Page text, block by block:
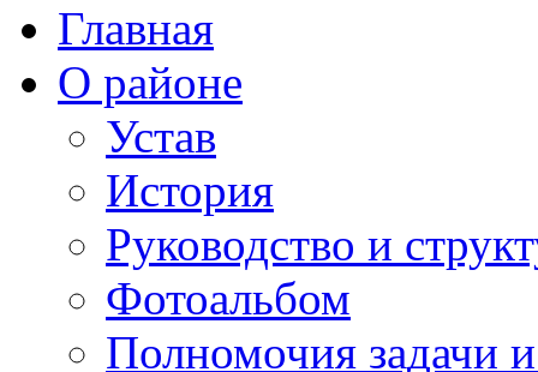
Главная
О районе
Устав
История
Руководство и
Фотоальбом
Полномочия задачи